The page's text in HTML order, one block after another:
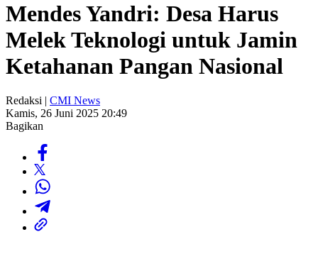
Mendes Yandri: Desa Harus
Melek Teknologi untuk Jamin
Ketahanan Pangan Nasional
Redaksi | CMI News
Kamis, 26 Juni 2025 20:49
Bagikan